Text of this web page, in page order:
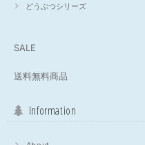
どうぶつシリーズ
SALE
送料無料商品
Information